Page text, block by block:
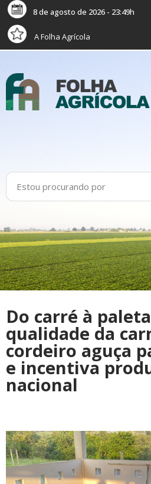
8 de agosto de 2026 - 23:49h
A Folha Agrícola
Do carré à
qualidade da
cordeiro aguça
e incentiva
nacional